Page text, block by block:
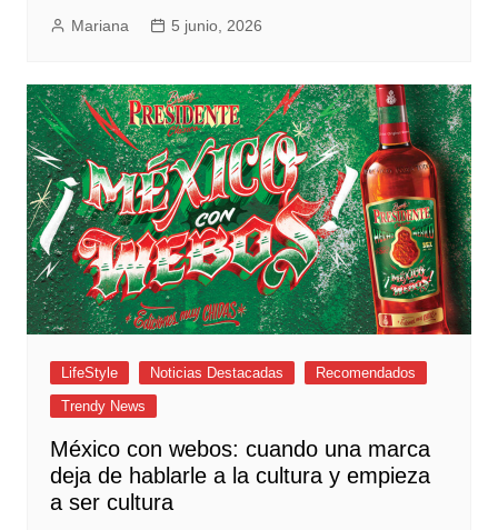
Mariana 5 junio, 2026
LifeStyle Noticias Destacadas
Recomendados
Trendy News
México con webos: cuando una marca
deja de hablarle a la cultura y empieza
a ser cultura